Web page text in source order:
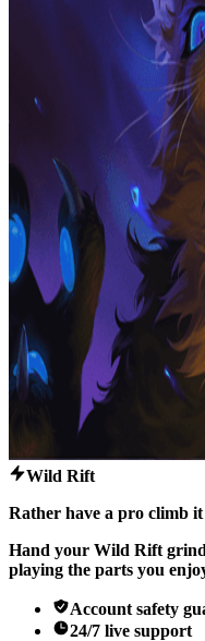
Wild Rift
Rather have a pro climb
Hand your Wild Rift
playing the parts you
Account safety
24/7 live support